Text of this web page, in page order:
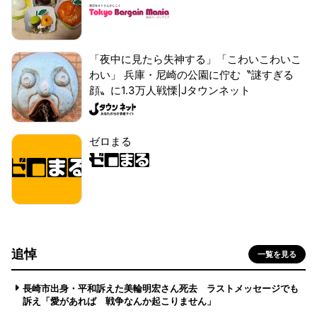
「夜中に見たら失神する」「こわいこわいこ
わい」 兵庫・尼崎の公園に佇む〝謎すぎる
顔〟に1.3万人戦慄|Jタウンネット
ゼロまる
追悼 一覧を見る
長崎市出身・平和訴えた美輪明宏さん死去 ラストメッセージでも
訴え「愛があれば 戦争なんか起こりません」